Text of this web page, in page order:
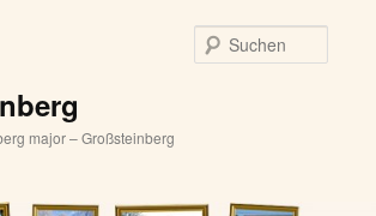
major – Großsteinberg